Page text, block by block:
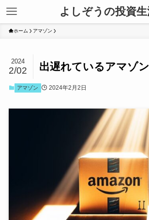
よしぞうの投資生
ホーム アマゾン
出遅れているアマゾ
2024
2/02
アマゾン 2024年2月2日